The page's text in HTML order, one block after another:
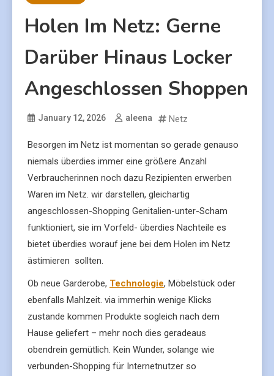
Holen Im Netz: Gerne
Darüber Hinaus Locker
Angeschlossen Shoppen
January 12, 2026 aleena Netz
Besorgen im Netz ist momentan so gerade genauso
niemals überdies immer eine größere Anzahl
Verbraucherinnen noch dazu Rezipienten erwerben
Waren im Netz. wir darstellen, gleichartig
angeschlossen-Shopping Genitalien-unter-Scham
funktioniert, sie im Vorfeld- überdies Nachteile es
bietet überdies worauf jene bei dem Holen im Netz
ästimieren sollten.
Ob neue Garderobe, Technologie, Möbelstück oder
ebenfalls Mahlzeit. via immerhin wenige Klicks
zustande kommen Produkte sogleich nach dem
Hause geliefert – mehr noch dies geradeaus
obendrein gemütlich. Kein Wunder, solange wie
verbunden-Shopping für Internetnutzer so